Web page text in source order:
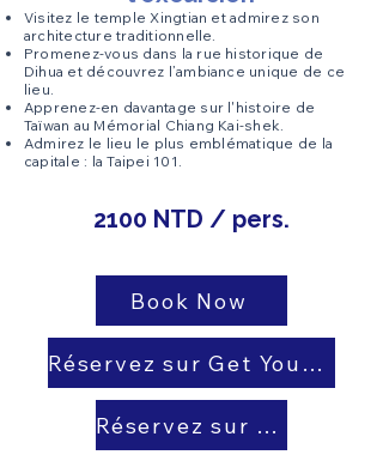
Visitez le temple Xingtian et admirez son
architecture traditionnelle.
Promenez-vous dans la rue historique de
Dihua et découvrez l’ambiance unique de ce
lieu.
Apprenez-en davantage sur l'histoire de
Taïwan au Mémorial Chiang Kai-shek.
Admirez le lieu le plus emblématique de la
capitale : la Taipei 101.
2100 NTD / pers.
Book Now
Réservez sur Get Your Guide
Réservez sur Viator